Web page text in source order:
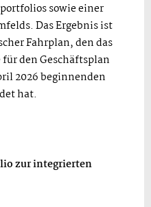
sowie einer
Das Ergebnis ist
Fahrplan, den das
den Geschäftsplan
2026 beginnenden
hat.
zur integrierten